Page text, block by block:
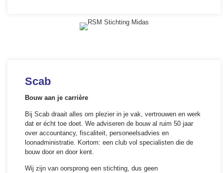
Scab
Bouw aan je carrière
Bij Scab draait alles om plezier in je vak, vertrouwen en werk
dat er écht toe doet. We adviseren de bouw al ruim 50 jaar
over accountancy, fiscaliteit, personeelsadvies en
loonadministratie. Kortom: een club vol specialisten die de
bouw door en door kent.
Wij zijn van oorsprong een stichting, dus geen